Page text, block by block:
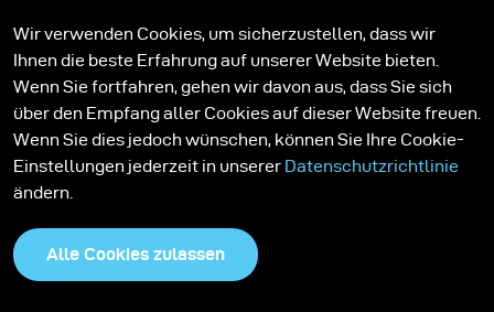
zu verlieren.
Kontakt
Technologien
Contribute to our blog
Lernen
Support
Karriere
Media Center
Wir verwenden Cookies, um sicherzustellen, dass wir
Ihnen die beste Erfahrung auf unserer Website bieten.
Wenn Sie fortfahren, gehen wir davon aus, dass Sie sich
über den Empfang aller Cookies auf dieser Website freuen.
Wenn Sie dies jedoch wünschen, können Sie Ihre Cookie-
Einstellungen jederzeit in unserer Datenschutzrichtlinie
ändern.
Alle Cookies zulassen